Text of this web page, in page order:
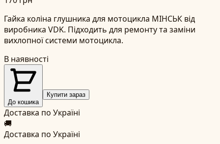
Гайка коліна глушника для мотоцикла МІНСЬК від
виробника VDK. Підходить для ремонту та заміни
вихлопної системи мотоцикла.
В наявності
До кошика
Купити зараз
Доставка по Україні
🚚
Доставка по Україні